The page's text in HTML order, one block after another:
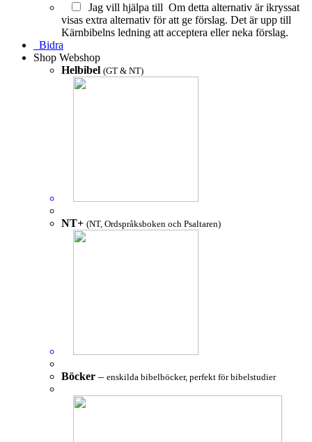
Jag vill hjälpa till Om detta alternativ är ikryssat
visas extra alternativ för att ge förslag. Det är upp till
Kärnbibelns ledning att acceptera eller neka förslag.
Bidra
Shop Webshop
Helbibel (GT & NT)
NT+ (NT, Ordspråksboken och Psaltaren)
Böcker – enskilda bibelböcker, perfekt för bibelstudier